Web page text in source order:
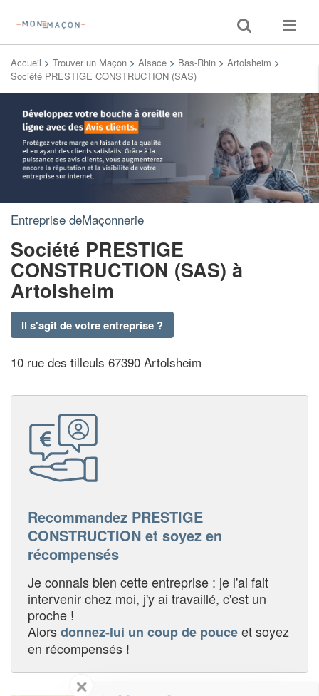
Toggle
search
Toggle
Accueil > Trouver un Maçon > Alsace > Bas-Rhin > Artolsheim >
Société PRESTIGE CONSTRUCTION (SAS)
Entreprise deMaçonnerie
Société PRESTIGE
CONSTRUCTION (SAS) à
Artolsheim
Il s'agit de votre entreprise ?
10 rue des tilleuls 67390 Artolsheim
Recommandez PRESTIGE
CONSTRUCTION et soyez en
récompensés
Je connais bien cette entreprise : je l'ai fait
intervenir chez moi, j'y ai travaillé, c'est un
proche !
Alorsdonnez-lui un coup de pouceet soyez
en récompensés !
✕